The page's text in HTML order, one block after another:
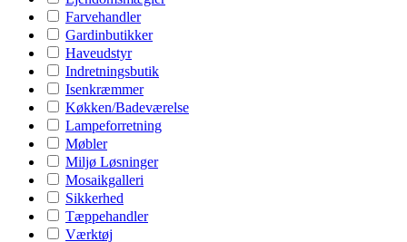
Farvehandler
Gardinbutikker
Haveudstyr
Indretningsbutik
Isenkræmmer
Køkken/Badeværelse
Lampeforretning
Møbler
Miljø Løsninger
Mosaikgalleri
Sikkerhed
Tæppehandler
Værktøj